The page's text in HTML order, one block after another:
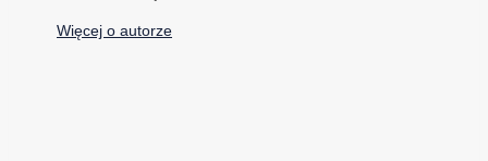
Więcej o autorze